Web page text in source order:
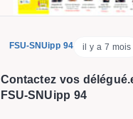
FSU-SNUipp 94 il y a 7 mois
Contactez vos
FSU-SNUipp 94